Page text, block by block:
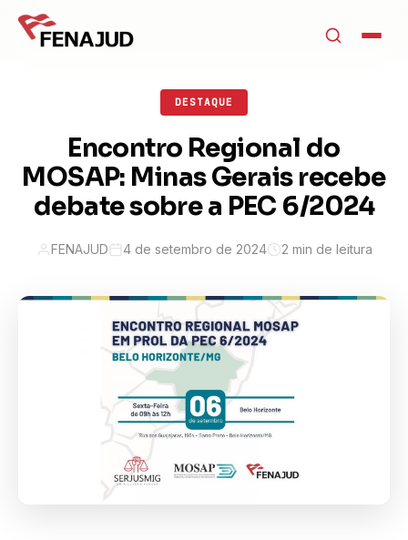
DESTAQUE
Encontro Regional do
MOSAP: Minas Gerais recebe
debate sobre a PEC 6/2024
FENAJUD 4 de setembro de 2024 2 min de leitura